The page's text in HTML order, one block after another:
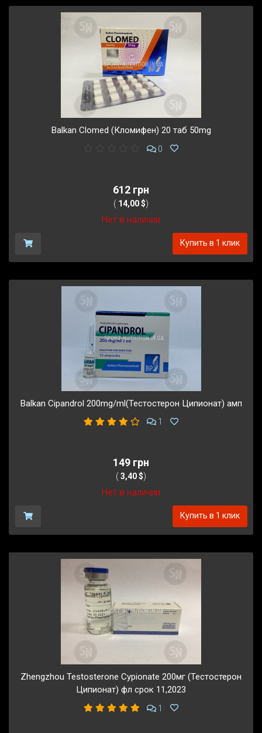
Balkan Clomed (Кломифен) 20 таб 50mg
0
612 грн
( 14,00 $)
Нет в наличии
Купить в 1 клик
Balkan Cipandrol 200mg/ml(Тестостерон Ципионат) амп
1
149 грн
( 3,40 $)
Нет в наличии
Купить в 1 клик
Zhengzhou Testosterone Cypionate 200мг (Тестостерон
Ципионат) фл срок 11,2023
1